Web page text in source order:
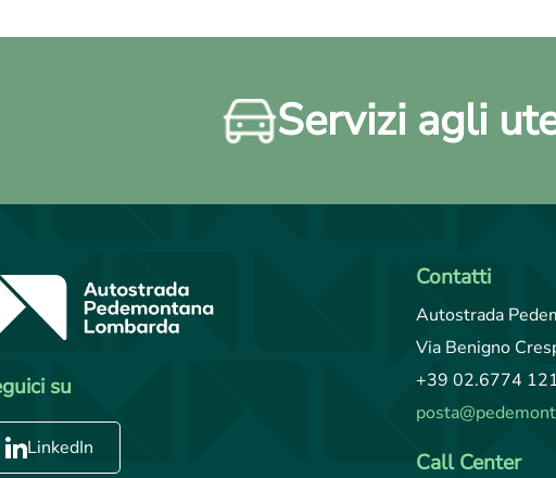
Servizi agli
su
LinkedIn
Contatti
Autostrada
Via Benigno
+39 02.6774
Call Center